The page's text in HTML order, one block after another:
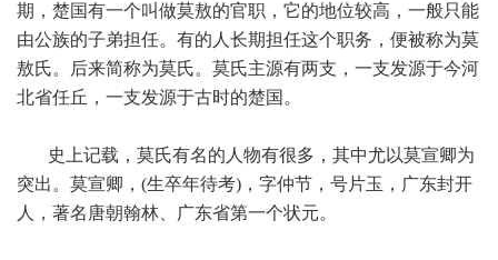
期，楚国有一个叫做莫敖的官职，它的地位较高，一般只能
由公族的子弟担任。有的人长期担任这个职务，便被称为莫
敖氏。后来简称为莫氏。莫氏主源有两支，一支发源于今河
北省任丘，一支发源于古时的楚国。
史上记载，莫氏有名的人物有很多，其中尤以莫宣卿为
突出。莫宣卿，(生卒年待考)，字仲节，号片玉，广东封开
人，著名唐朝翰林、广东省第一个状元。